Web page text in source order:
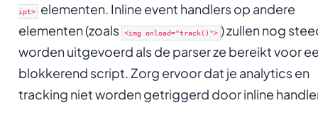
ipt> elementen. Inline event handlers op andere
elementen (zoals <img onload="track()"> ) zullen nog
worden uitgevoerd als de parser ze bereikt voor
blokkerend script. Zorg ervoor dat je analytics en
tracking niet worden getriggerd door inline